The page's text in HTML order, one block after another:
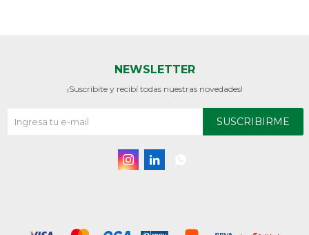
NEWSLETTER
¡Suscribite y recibí todas nuestras novedades!
SUSCRIBIRME
 